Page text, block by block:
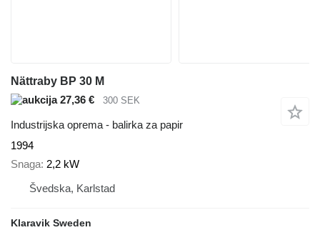
Nättraby BP 30 M
27,36 €
300 SEK
Industrijska oprema - balirka za papir
1994
Snaga 2,2 kW
Švedska, Karlstad
Klaravik Sweden